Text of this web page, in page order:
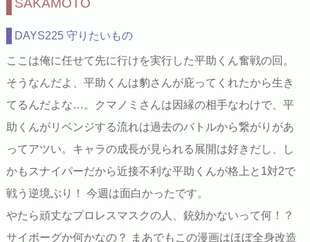
SAKAMOTO
DAYS225 守りたいもの
ここは俺に任せて先に行けを実行した平助くん奮戦の回。
そうなんだよ、平助くんは豹さんが庇ってくれたから生き
てるんだよな…。クマノミさんは因縁の相手なわけで、平
助くんがリベンジする流れは過去のバトルから繋がりがあ
ってアツい。キャラの成長が見られる展開は好きだし、し
かもスナイパーだから近接不利な平助くんが格上と1対2で
戦う逆境ぶり！ 今週は面白かったです。
やたら頑丈なプロレスマスクの人、銃効かないって何！？
サイボーグか何かなの？ まあでもこの漫画はほぼ全身改造